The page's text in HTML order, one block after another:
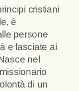
cristiani
è
persone
e lasciate ai
nel
di un